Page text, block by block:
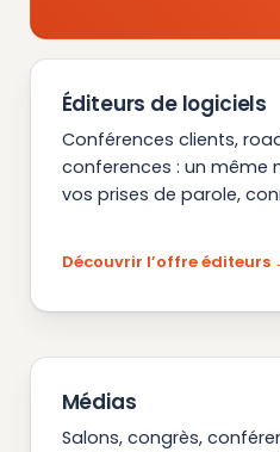
Éditeurs de logiciels
Conférences clients,
conferences : un même
vos prises de parole,
Découvrir l’offre éditeurs
Médias
Salons, congrès,